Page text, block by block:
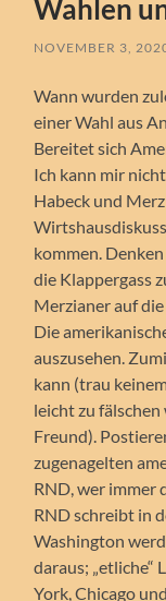
Wahlen
NOVEMBER 3,
Wann wurden
einer Wahl aus
Bereitet sich
Ich kann mir
Habeck und
kommen.
die Klappergass
Merzianer auf
Die
auszusehen.
kann (trau
leicht zu
Freund).
zugenagelten
RND, wer immer
RND schreibt in
Washington
daraus; „etliche“
York, Chicago